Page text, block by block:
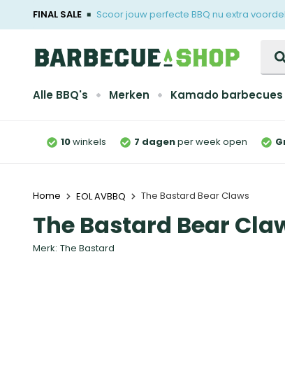
FINAL SALE Scoor jouw perfecte BBQ nu extra
Alle BBQ's Merken Kamado barbecues
10winkels 7 dagenper week open
Home EOL AVBBQ The Bastard Bear Claws
The Bastard Bear
Merk: The Bastard